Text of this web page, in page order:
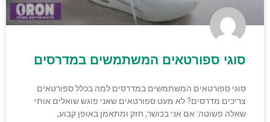
סוגי ספורטאים המשתמשים במדרסים
סוגי ספורטאים המשתמשים במדרסים למה בכלל ספורטאים
צריכים מדרסים? לא מעט ספורטאים שאני פוגש שואלים אותי
שאלה פשוטה: אם אני בכושר, חזק ומתאמן באופן קבוע,